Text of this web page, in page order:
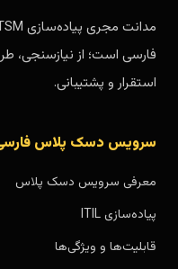
فارسی است؛ از نیازسنجی،
استقرار و پشتیبانی.
سرویس دسک پلاس
معرفی سرویس دسک پلاس
پیاده‌سازی ITIL
قابلیت‌ها و ویژگی‌ها